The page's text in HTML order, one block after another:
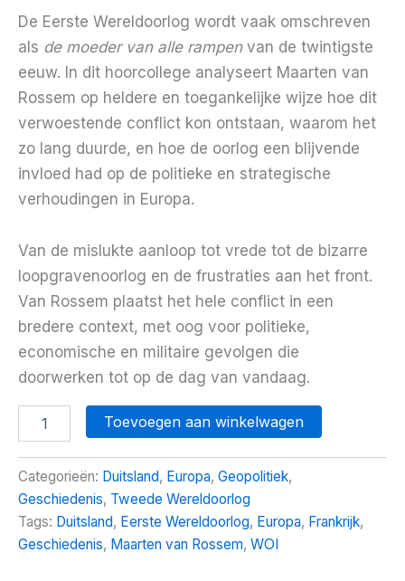
De Eerste Wereldoorlog wordt vaak omschreven
als de moeder van alle rampenvan de twintigste
eeuw. In dit hoorcollege analyseert Maarten van
Rossem op heldere en toegankelijke wijze hoe dit
verwoestende conflict kon ontstaan, waarom het
zo lang duurde, en hoe de oorlog een blijvende
invloed had op de politieke en strategische
verhoudingen in Europa.
Van de mislukte aanloop tot vrede tot de bizarre
loopgravenoorlog en de frustraties aan het front.
Van Rossem plaatst het hele conflict in een
bredere context, met oog voor politieke,
economische en militaire gevolgen die
doorwerken tot op de dag van vandaag.
Toevoegen aan winkelwagen
Categorieën: Duitsland, Europa, Geopolitiek,
Geschiedenis, Tweede Wereldoorlog
Tags: Duitsland, Eerste Wereldoorlog, Europa, Frankrijk,
Geschiedenis, Maarten van Rossem, WOI